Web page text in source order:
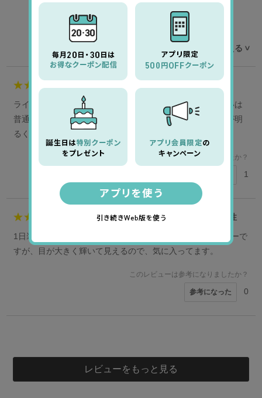
ログイン後にレビューをご記入ください
レビューを並べ替える >
ライブやパーティなどの外出時に使っています。（普段使いは
普通のキエトワンデーです）。とにかく装着感がよく、瞳が明
るくクッキリとして気に入っています。
このレビューは参考になりましたか？
1
ジョーママ様 女性
1日装着しても外すまで乾きも感じず快適です。自然なカラーで
すが、目が大きく輝いて見えるので、気に入ってます。
このレビューは参考になりましたか？
参考になった 0
このレビューは参考になりましたか？
レビューをもっと見る